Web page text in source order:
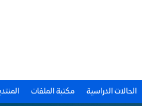
الحالات الدراسية مكتبة الملفات